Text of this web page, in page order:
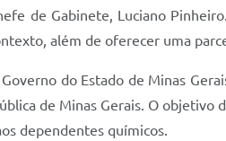
de Gabinete, Luciano
além de oferecer uma
do Estado de Minas
de Minas Gerais. O objetivo
dependentes químicos.